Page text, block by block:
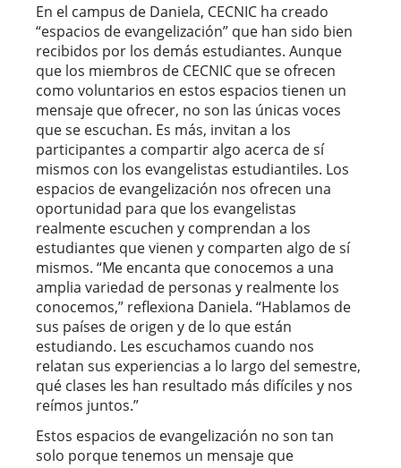
En el campus de Daniela, CECNIC ha creado
“espacios de evangelización” que han sido bien
recibidos por los demás estudiantes. Aunque
que los miembros de CECNIC que se ofrecen
como voluntarios en estos espacios tienen un
mensaje que ofrecer, no son las únicas voces
que se escuchan. Es más, invitan a los
participantes a compartir algo acerca de sí
mismos con los evangelistas estudiantiles. Los
espacios de evangelización nos ofrecen una
oportunidad para que los evangelistas
realmente escuchen y comprendan a los
estudiantes que vienen y comparten algo de sí
mismos. “Me encanta que conocemos a una
amplia variedad de personas y realmente los
conocemos,” reflexiona Daniela. “Hablamos de
sus países de origen y de lo que están
estudiando. Les escuchamos cuando nos
relatan sus experiencias a lo largo del semestre,
qué clases les han resultado más difíciles y nos
reímos juntos.”
Estos espacios de evangelización no son tan
solo porque tenemos un mensaje que